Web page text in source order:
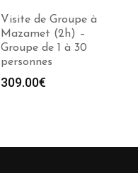
Visite de Groupe à
Mazamet (2h) –
Groupe de 1 à 30
personnes
309.00€